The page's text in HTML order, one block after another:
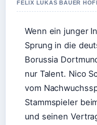
FELIX LUKAS BAUER
Wenn ein junger
Sprung in die
Borussia
nur Talent. Nico
vom
Stammspieler
und seinen